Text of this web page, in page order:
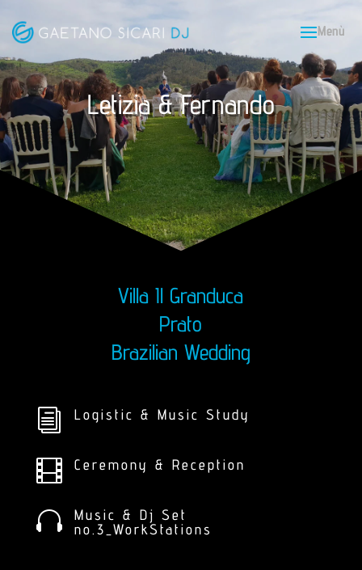
Letizia & Fernando
Villa Il Granduca
Prato
Brazilian Wedding
i Logistic & Music Study
 Ceremony & Reception

Music & Dj Set
no.3_WorkStations